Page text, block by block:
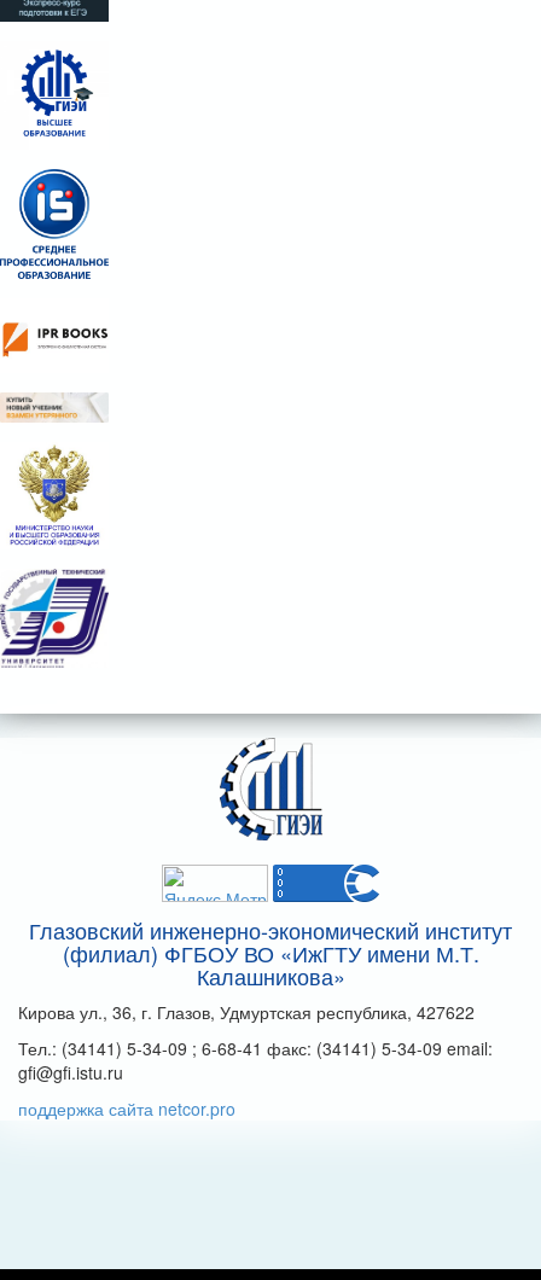
Глазовский инженерно-экономический институт
(филиал) ФГБОУ ВО «ИжГТУ имени М.Т.
Калашникова»
Кирова ул., 36, г. Глазов, Удмуртская республика, 427622
Тел.: (34141) 5-34-09 ; 6-68-41 факс: (34141) 5-34-09 email:
gfi@gfi.istu.ru
поддержка сайта netcor.pro